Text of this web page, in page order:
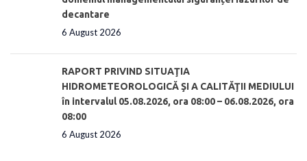
decantare
6 August 2026
RAPORT PRIVIND SITUAŢIA
HIDROMETEOROLOGICĂ ŞI A CALITĂŢII MEDIULUI
în intervalul 05.08.2026, ora 08:00 – 06.08.2026, ora
08:00
6 August 2026